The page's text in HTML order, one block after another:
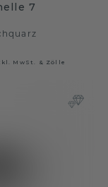
7
MwSt. & Zölle